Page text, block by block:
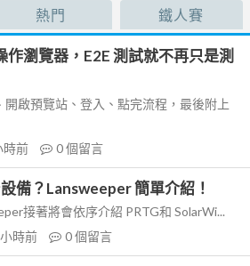
熱門 鐵人賽
瀏覽器，E2E 測試就不再只是測
啟預覽站、登入、點完流程，最後附上
時前 0個留言
備？Lansweeper 簡單介紹！
接著將會依序介紹 PRTG和 SolarWi...
時前 0個留言